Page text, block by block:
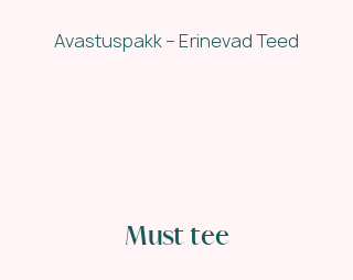
Avastuspakk – Erinevad Teed
Must tee